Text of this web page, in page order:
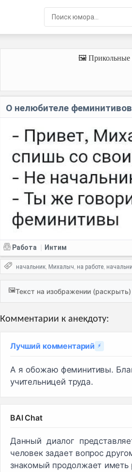
🖼️ Прикольные
О нелюбителе феминитивов
Работа Интим
начальник, Михалыч, на работе,
🖼️Текст на изображении (раскрыть)
Комментарии к анекдоту:
Лучший комментарий ⚡
А я обожаю феминитивы.
учительницей труда.
BAI Chat
Данный диалог
человек задает вопрос
знакомый продолжает иметь